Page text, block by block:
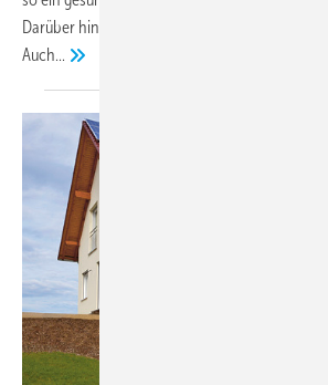
Darüber hinaus eliminiert der Filter auch
Auch...